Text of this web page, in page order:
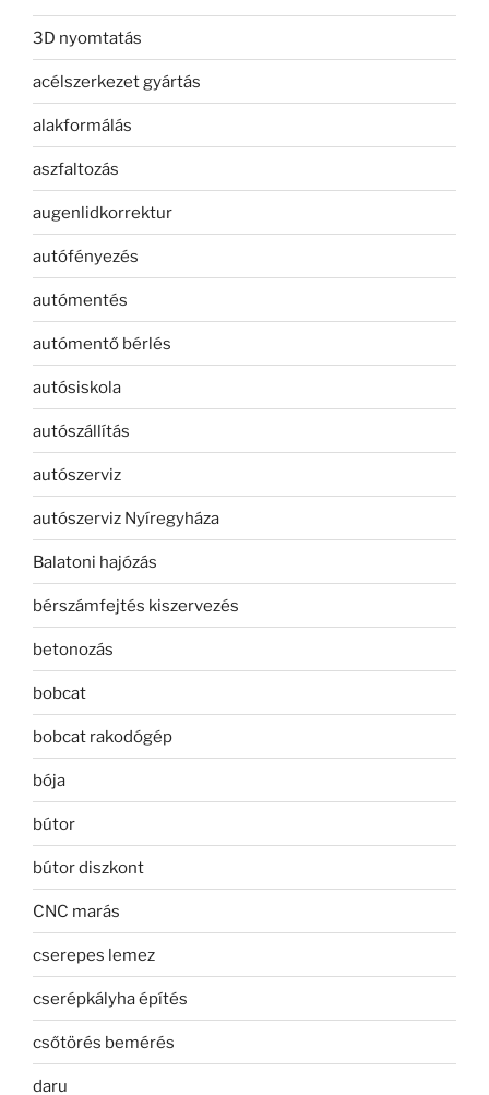
3D nyomtatás
acélszerkezet gyártás
alakformálás
aszfaltozás
augenlidkorrektur
autófényezés
autómentés
autómentő bérlés
autósiskola
autószállítás
autószerviz
autószerviz Nyíregyháza
Balatoni hajózás
bérszámfejtés kiszervezés
betonozás
bobcat
bobcat rakodógép
bója
bútor
bútor diszkont
CNC marás
cserepes lemez
cserépkályha építés
csőtörés bemérés
daru